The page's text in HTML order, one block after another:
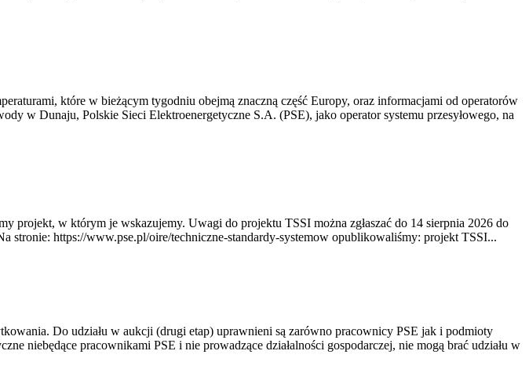
które w bieżącym tygodniu obejmą znaczną część Europy, oraz informacjami od operatorów
w Dunaju, Polskie Sieci Elektroenergetyczne S.A. (PSE), jako operator systemu przesyłowego, na
w którym je wskazujemy. Uwagi do projektu TSSI można zgłaszać do 14 sierpnia 2026 do
stronie: https://www.pse.pl/oire/techniczne-standardy-systemow opublikowaliśmy: projekt TSSI...
Do udziału w aukcji (drugi etap) uprawnieni są zarówno pracownicy PSE jak i podmioty
niebędące pracownikami PSE i nie prowadzące działalności gospodarczej, nie mogą brać udziału w